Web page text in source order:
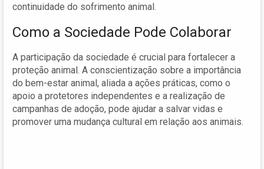
continuidade do sofrimento animal.
Como a Sociedade Pode Colaborar
A participação da sociedade é crucial para fortalecer a
proteção animal. A conscientização sobre a importância
do bem-estar animal, aliada a ações práticas, como o
apoio a protetores independentes e a realização de
campanhas de adoção, pode ajudar a salvar vidas e
promover uma mudança cultural em relação aos animais.